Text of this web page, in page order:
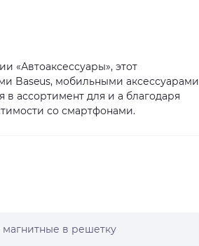
«Автоаксессуары», этот
Baseus, мобильными аксессуарами
ассортимент для и а благодаря
со смартфонами.
в решетку